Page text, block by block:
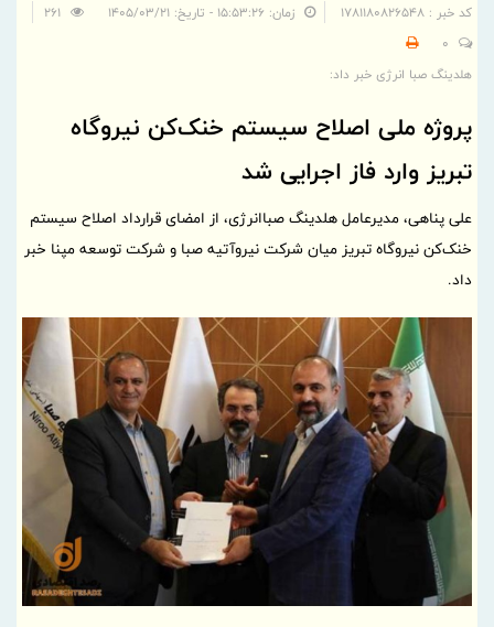
کد خبر : 1781180826548 زمان: ۱۵:۵۳:۲۶ - تاریخ: ۱۴۰۵/۰۳/۲۱
0
هلدینگ صبا انرژی خبر داد:
پروژه ملی اصلاح سیستم خنک‌کن نیروگاه
تبریز وارد فاز اجرایی شد
علی پناهی، مدیرعامل هلدینگ صباانرژی، از امضای قرارداد اصلاح سیستم
خنک‌کن نیروگاه تبریز میان شرکت نیروآتیه صبا و شرکت توسعه مپنا خبر
داد.